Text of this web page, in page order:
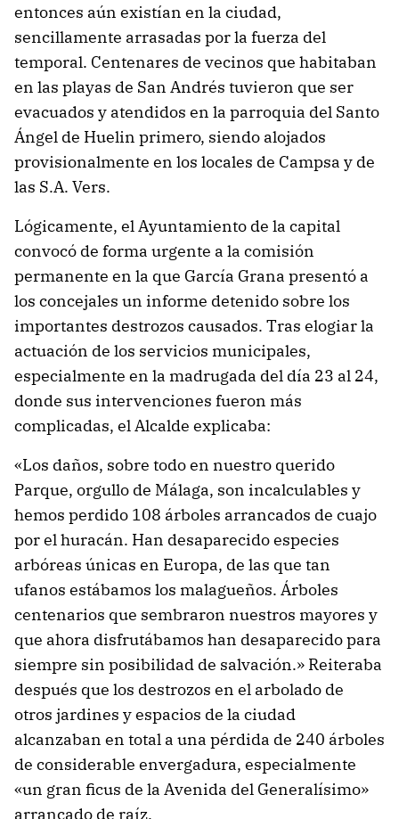
entonces aún existían en la ciudad,
sencillamente arrasadas por la fuerza del
temporal. Centenares de vecinos que habitaban
en las playas de San Andrés tuvieron que ser
evacuados y atendidos en la parroquia del Santo
Ángel de Huelin primero, siendo alojados
provisionalmente en los locales de Campsa y de
las S.A. Vers.
Lógicamente, el Ayuntamiento de la capital
convocó de forma urgente a la comisión
permanente en la que García Grana presentó a
los concejales un informe detenido sobre los
importantes destrozos causados. Tras elogiar la
actuación de los servicios municipales,
especialmente en la madrugada del día 23 al 24,
donde sus intervenciones fueron más
complicadas, el Alcalde explicaba:
«Los daños, sobre todo en nuestro querido
Parque, orgullo de Málaga, son incalculables y
hemos perdido 108 árboles arrancados de cuajo
por el huracán. Han desaparecido especies
arbóreas únicas en Europa, de las que tan
ufanos estábamos los malagueños. Árboles
centenarios que sembraron nuestros mayores y
que ahora disfrutábamos han desaparecido para
siempre sin posibilidad de salvación.» Reiteraba
después que los destrozos en el arbolado de
otros jardines y espacios de la ciudad
alcanzaban en total a una pérdida de 240 árboles
de considerable envergadura, especialmente
«un gran ficus de la Avenida del Generalísimo»
arrancado de raíz.